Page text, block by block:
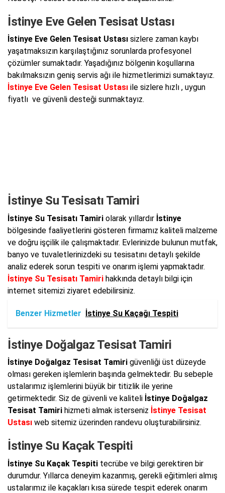
İstinye Eve Gelen Tesisat Ustası
İstinye Eve Gelen Tesisat Ustası sizlere zaman kaybı
yaşatmaksızın karşılaştığınız sorunlarda profesyonel
çözümler sumaktadır. Yaşadığınız bölgenin koşullarına
bakılmaksızın geniş servis ağı ile hizmetlerimizi sumaktayız.
İstinye Eve Gelen Tesisat Ustası ile sizlere hızlı , uygun
fiyatlı ve güvenli desteği sunmaktayız.
İstinye Su Tesisatı Tamiri
İstinye Su Tesisatı Tamiri olarak yıllardır İstinye
bölgesinde faaliyetlerini gösteren firmamız kaliteli malzeme
ve doğru işçilik ile çalışmaktadır. Evlerinizde bulunun mutfak,
banyo ve tuvaletlerinizdeki su tesisatını detaylı şekilde
analiz ederek sorun tespiti ve onarım işlemi yapmaktadır.
İstinye Su Tesisatı Tamiri hakkında detaylı bilgi için
internet sitemizi ziyaret edebilirsiniz.
Benzer Hizmetler İstinye Su Kaçağı Tespiti
İstinye Doğalgaz Tesisat Tamiri
İstinye Doğalgaz Tesisat Tamiri güvenliği üst düzeyde
olması gereken işlemlerin başında gelmektedir. Bu sebeple
ustalarımız işlemlerini büyük bir titizlik ile yerine
getirmektedir. Siz de güvenli ve kaliteli İstinye Doğalgaz
Tesisat Tamiri hizmeti almak isterseniz İstinye Tesisat
Ustası web sitemiz üzerinden randevu oluşturabilirsiniz.
İstinye Su Kaçak Tespiti
İstinye Su Kaçak Tespiti tecrübe ve bilgi gerektiren bir
durumdur. Yıllarca deneyim kazanmış, gerekli eğitimleri almış
ustalarımız ile kaçakları kısa sürede tespit ederek onarım